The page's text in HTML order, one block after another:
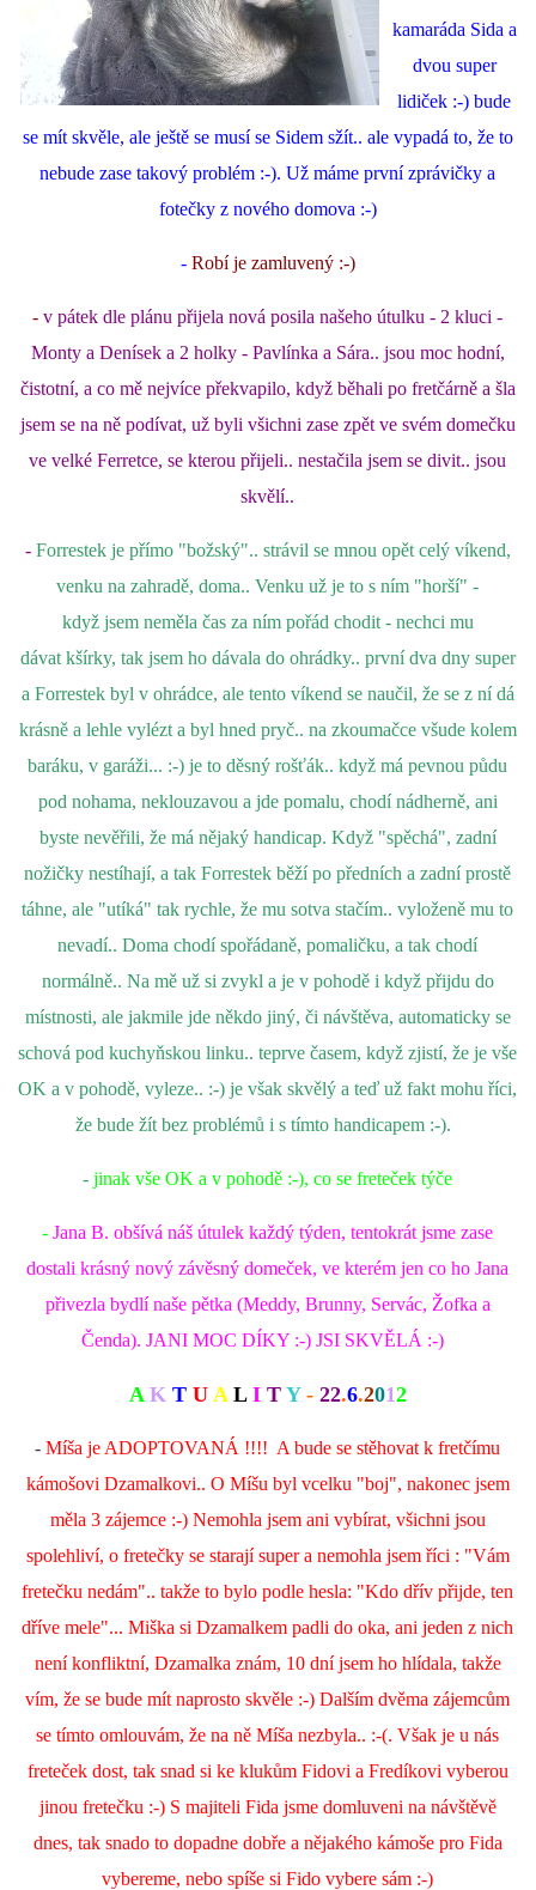
kamaráda Sida a
dvou super
lidiček :-) bude
se mít skvěle, ale ještě se musí se Sidem sžít.. ale vypadá to, že to
nebude zase takový problém :-). Už máme první zprávičky a
fotečky z nového domova :-)
- Robí je zamluvený :-)
- v pátek dle plánu přijela nová posila našeho útulku - 2 kluci -
Monty a Denísek a 2 holky - Pavlínka a Sára.. jsou moc hodní,
čistotní, a co mě nejvíce překvapilo, když běhali po fretčárně a šla
jsem se na ně podívat, už byli všichni zase zpět ve svém domečku
ve velké Ferretce, se kterou přijeli.. nestačila jsem se divit.. jsou
skvělí..
- Forrestek je přímo "božský".. strávil se mnou opět celý víkend,
venku na zahradě, doma.. Venku už je to s ním "horší" -
když jsem neměla čas za ním pořád chodit - nechci mu
dávat kšírky, tak jsem ho dávala do ohrádky.. první dva dny super
a Forrestek byl v ohrádce, ale tento víkend se naučil, že se z ní dá
krásně a lehle vylézt a byl hned pryč.. na zkoumačce všude kolem
baráku, v garáži... :-) je to děsný rošťák.. když má pevnou půdu
pod nohama, neklouzavou a jde pomalu, chodí nádherně, ani
byste nevěřili, že má nějaký handicap. Když "spěchá", zadní
nožičky nestíhají, a tak Forrestek běží po předních a zadní prostě
táhne, ale "utíká" tak rychle, že mu sotva stačím.. vyloženě mu to
nevadí.. Doma chodí spořádaně, pomaličku, a tak chodí
normálně.. Na mě už si zvykl a je v pohodě i když přijdu do
místnosti, ale jakmile jde někdo jiný, či návštěva, automaticky se
schová pod kuchyňskou linku.. teprve časem, když zjistí, že je vše
OK a v pohodě, vyleze.. :-) je však skvělý a teď už fakt mohu říci,
že bude žít bez problémů i s tímto handicapem :-).
- jinak vše OK a v pohodě :-), co se freteček týče
- Jana B. obšívá náš útulek každý týden, tentokrát jsme zase
dostali krásný nový závěsný domeček, ve kterém jen co ho Jana
přivezla bydlí naše pětka (Meddy, Brunny, Servác, Žofka a
Čenda). JANI MOC DÍKY :-) JSI SKVĚLÁ :-)
AK T U A L I T Y- 22.6.2012
- Míša je ADOPTOVANÁ !!!! A bude se stěhovat k fretčímu
kámošovi Dzamalkovi.. O Míšu byl vcelku "boj", nakonec jsem
měla 3 zájemce :-) Nemohla jsem ani vybírat, všichni jsou
spolehliví, o fretečky se starají super a nemohla jsem říci : "Vám
fretečku nedám".. takže to bylo podle hesla: "Kdo dřív přijde, ten
dříve mele"... Miška si Dzamalkem padli do oka, ani jeden z nich
není konfliktní, Dzamalka znám, 10 dní jsem ho hlídala, takže
vím, že se bude mít naprosto skvěle :-) Dalším dvěma zájemcům
se tímto omlouvám, že na ně Míša nezbyla.. :-(. Však je u nás
freteček dost, tak snad si ke klukům Fidovi a Fredíkovi vyberou
jinou fretečku :-) S majiteli Fida jsme domluveni na návštěvě
dnes, tak snado to dopadne dobře a nějakého kámoše pro Fida
vybereme, nebo spíše si Fido vybere sám :-)